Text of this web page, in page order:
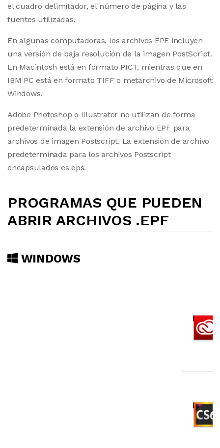
el cuadro delimitador, el número de página y las
fuentes utilizadas.
En algunas computadoras, los archivos EPF incluyen
una versión de baja resolución de la imagen PostScript.
En Macintosh está en formato PICT, mientras que en
IBM PC está en formato TIFF o metarchivo de Microsoft
Windows.
Adobe Photoshop o Illustrator no utilizan de forma
predeterminada la extensión de archivo EPF para
archivos de imagen Postscript. La extensión de archivo
predeterminada para los archivos Postscript
encapsulados es eps.
PROGRAMAS QUE PUEDEN
ABRIR ARCHIVOS .EPF
WINDOWS